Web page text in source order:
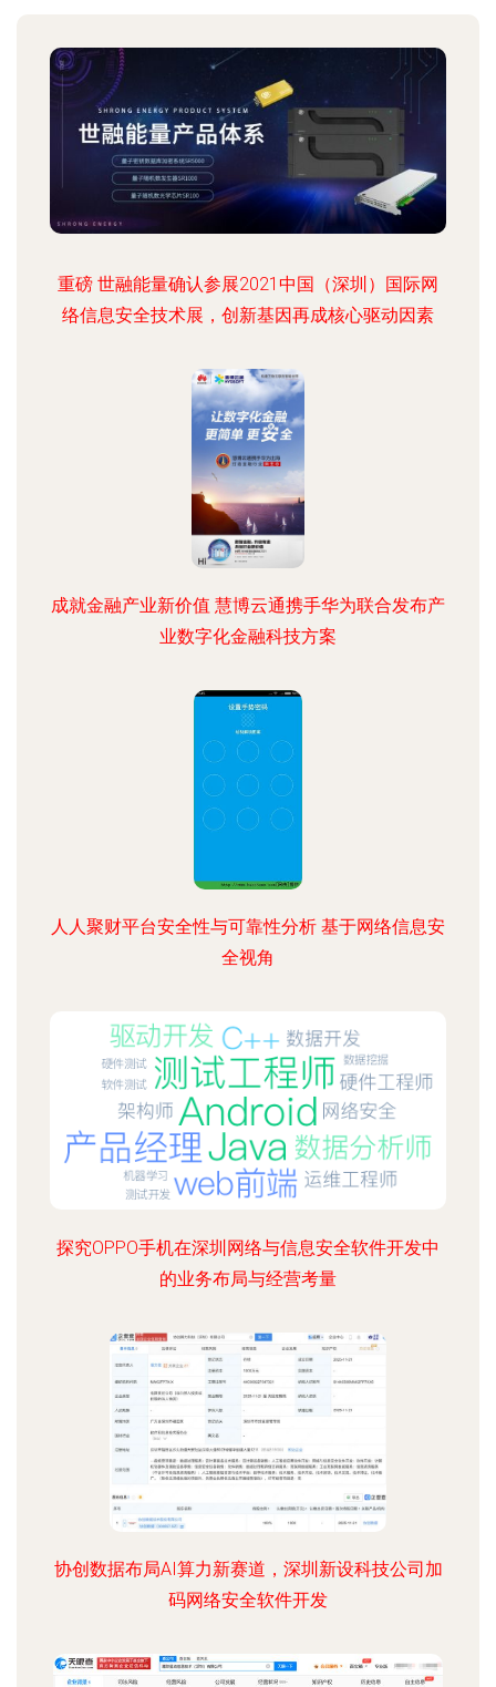
重磅 世融能量确认参展2021中国（深圳）国际网
络信息安全技术展，创新基因再成核心驱动因素
成就金融产业新价值 慧博云通携手华为联合发布产
业数字化金融科技方案
人人聚财平台安全性与可靠性分析 基于网络信息安
全视角
探究OPPO手机在深圳网络与信息安全软件开发中
的业务布局与经营考量
协创数据布局AI算力新赛道，深圳新设科技公司加
码网络安全软件开发